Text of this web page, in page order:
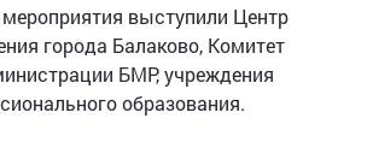
выступили Центр
города Балаково, Комитет
БМР, учреждения
образования.